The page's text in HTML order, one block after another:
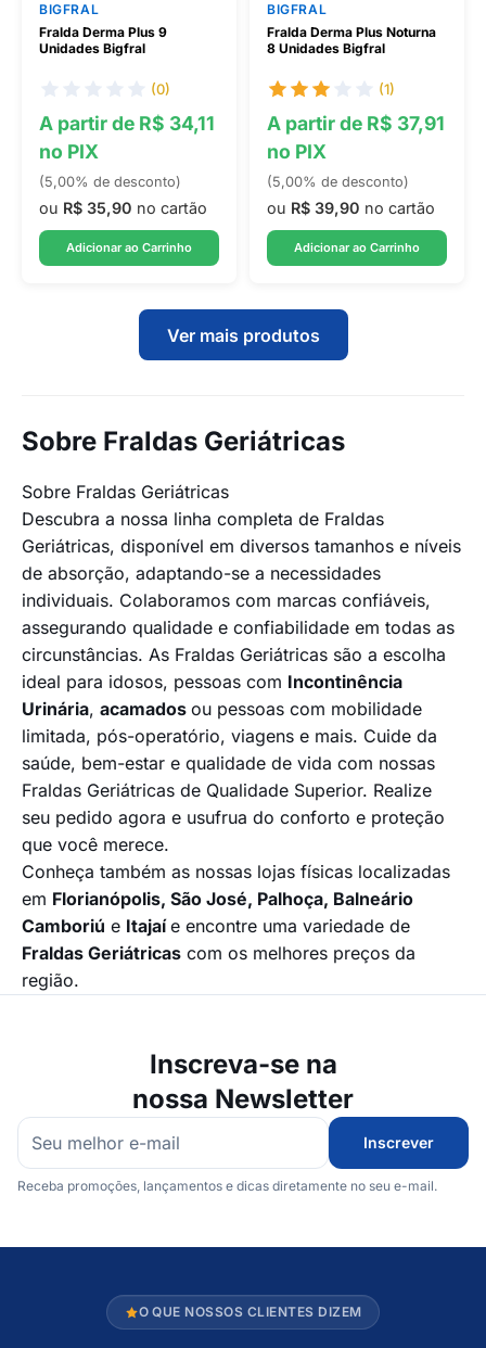
BIGFRAL
Fralda Derma Plus 9
Unidades Bigfral
(0)
A partir de R$ 34,11
no PIX
(5,00% de desconto)
ou R$ 35,90 no cartão
Adicionar ao Carrinho
BIGFRAL
Fralda Derma Plus Noturna
8 Unidades Bigfral
(1)
A partir de R$ 37,91
no PIX
(5,00% de desconto)
ou R$ 39,90 no cartão
Adicionar ao Carrinho
Ver mais produtos
Sobre Fraldas Geriátricas
Sobre Fraldas Geriátricas
Descubra a nossa linha completa de Fraldas
Geriátricas, disponível em diversos tamanhos e níveis
de absorção, adaptando-se a necessidades
individuais. Colaboramos com marcas confiáveis,
assegurando qualidade e confiabilidade em todas as
circunstâncias. As Fraldas Geriátricas são a escolha
ideal para idosos, pessoas com Incontinência
Urinária, acamados ou pessoas com mobilidade
limitada, pós-operatório, viagens e mais. Cuide da
saúde, bem-estar e qualidade de vida com nossas
Fraldas Geriátricas de Qualidade Superior. Realize
seu pedido agora e usufrua do conforto e proteção
que você merece.
Conheça também as nossas lojas físicas localizadas
em Florianópolis, São José, Palhoça, Balneário
Camboriú e Itajaíe encontre uma variedade de
Fraldas Geriátricas com os melhores preços da
região.
Inscreva-se na
nossa Newsletter
Inscrever
Receba promoções, lançamentos e dicas diretamente no seu e-mail.
O QUE NOSSOS CLIENTES DIZEM